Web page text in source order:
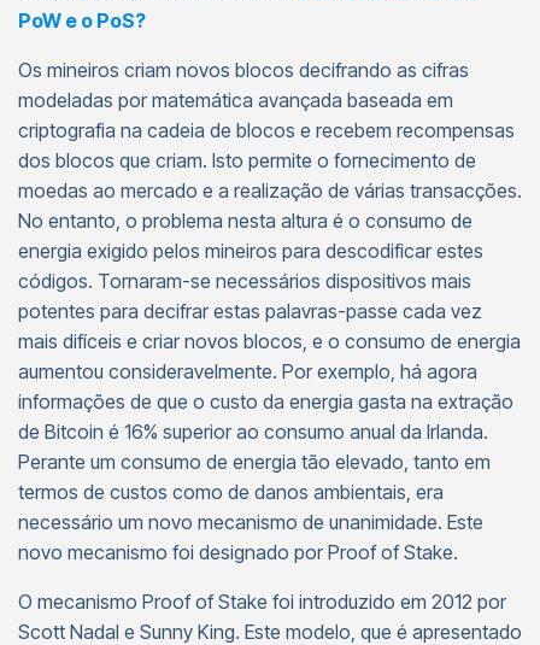
PoW e o PoS?
Os mineiros criam novos blocos decifrando as cifras
modeladas por matemática avançada baseada em
criptografia na cadeia de blocos e recebem recompensas
dos blocos que criam. Isto permite o fornecimento de
moedas ao mercado e a realização de várias transacções.
No entanto, o problema nesta altura é o consumo de
energia exigido pelos mineiros para descodificar estes
códigos. Tornaram-se necessários dispositivos mais
potentes para decifrar estas palavras-passe cada vez
mais difíceis e criar novos blocos, e o consumo de energia
aumentou consideravelmente. Por exemplo, há agora
informações de que o custo da energia gasta na extração
de Bitcoin é 16% superior ao consumo anual da Irlanda.
Perante um consumo de energia tão elevado, tanto em
termos de custos como de danos ambientais, era
necessário um novo mecanismo de unanimidade. Este
novo mecanismo foi designado por Proof of Stake.
O mecanismo Proof of Stake foi introduzido em 2012 por
Scott Nadal e Sunny King. Este modelo, que é apresentado